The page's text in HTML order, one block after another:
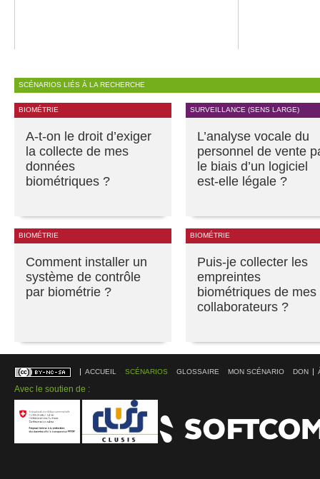
SCÉNARIOS LIÉS À LA RECHERCHE
BIOMÉTRIE
A-t-on le droit d’exiger
la collecte de mes
données
biométriques ?
SURVEILLANCE (SENS LARGE)
L’analyse vocale du
personnel de vente
le biais d’un logiciel
est-elle légale ?
BIOMÉTRIE
Comment installer un
système de contrôle
par biométrie ?
BIOMÉTRIE
Puis-je collecter les
empreintes
biométriques de mes
collaborateurs ?
ACCUEIL SCÉNARIOS GLOSSAIRE MON SCÉNARIO DON
Avec le soutien de :